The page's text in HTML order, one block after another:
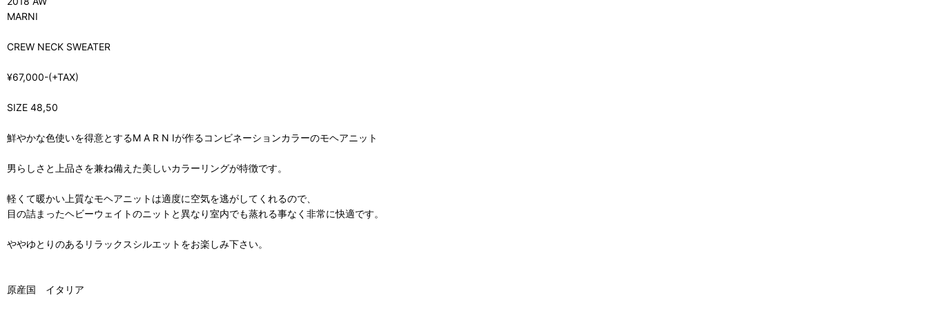
MARNI
CREW NECK SWEATER
¥67,000-(+TAX)
SIZE 48,50
鮮やかな色使いを得意とするM A R N Iが作るコンビネーションカラーのモヘアニット
男らしさと上品さを兼ね備えた美しいカラーリングが特徴です。
軽くて暖かい上質なモヘアニットは適度に空気を逃がしてくれるので、
目の詰まったヘビーウェイトのニットと異なり室内でも蒸れる事なく非常に快適です。
ややゆとりのあるリラックスシルエットをお楽しみ下さい。
原産国 イタリア